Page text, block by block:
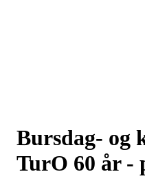
Bursdag- og
TurO 60 år -